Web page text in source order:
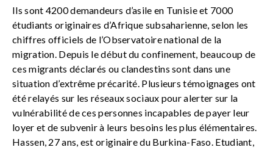
Ils sont 4200 demandeurs d’asile en Tunisie et 7000
étudiants originaires d’Afrique subsaharienne, selon les
chiffres officiels de l’Observatoire national de la
migration. Depuis le début du confinement, beaucoup de
ces migrants déclarés ou clandestins sont dans une
situation d’extrême précarité. Plusieurs témoignages ont
été relayés sur les réseaux sociaux pour alerter sur la
vulnérabilité de ces personnes incapables de payer leur
loyer et de subvenir à leurs besoins les plus élémentaires.
Hassen, 27 ans, est originaire du Burkina-Faso. Etudiant,